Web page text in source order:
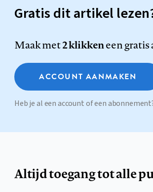
Gratis dit artikel
Maak met2 klikkeneen gratis
ACCOUNT AANMAKEN
Heb je al een account of een
Altijd toegang tot alle